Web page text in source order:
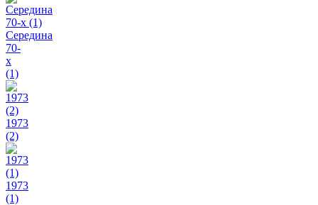
Середина
70-
х
(1)
1973
(2)
1973
(1)